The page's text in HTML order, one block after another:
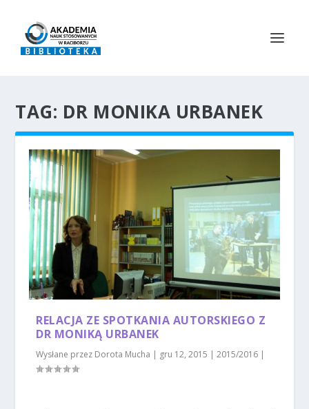
TAG: DR MONIKA URBANEK
RELACJA ZE SPOTKANIA AUTORSKIEGO Z
DR MONIKĄ URBANEK
Wysłane przez Dorota Mucha | gru 12, 2015 |2015/2016 |